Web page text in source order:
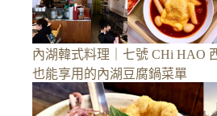
內湖韓式料理｜七號 CHi HAO
也能享用的內湖豆腐鍋菜單